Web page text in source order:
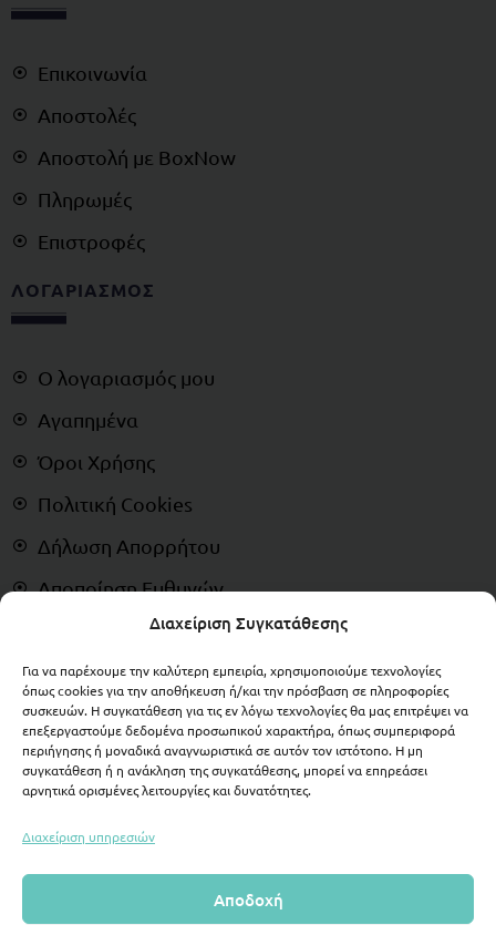
Διαχείριση Συγκατάθεσης
Για να παρέχουμε την καλύτερη εμπειρία, χρησιμοποιούμε τεχνολογίες
όπως cookies για την αποθήκευση ή/και την πρόσβαση σε πληροφορίες
συσκευών. Η συγκατάθεση για τις εν λόγω τεχνολογίες θα μας επιτρέψει να
επεξεργαστούμε δεδομένα προσωπικού χαρακτήρα, όπως συμπεριφορά
περιήγησης ή μοναδικά αναγνωριστικά σε αυτόν τον ιστότοπο. Η μη
συγκατάθεση ή η ανάκληση της συγκατάθεσης, μπορεί να επηρεάσει
αρνητικά ορισμένες λειτουργίες και δυνατότητες.
Διαχείριση υπηρεσιών
Αποδοχή
Επικοινωνία
Αποστολές
Αποστολή με BoxNow
Πληρωμές
Επιστροφές
ΛΟΓΑΡΙΑΣΜΟΣ
Ο λογαριασμός μου
Αγαπημένα
Όροι Χρήσης
Πολιτική Cookies
Δήλωση Απορρήτου
Αποποίηση Ευθυνών
Δικαίωμα Υπαναχώρησης
ΠΛΗΡΩΜΕΣ